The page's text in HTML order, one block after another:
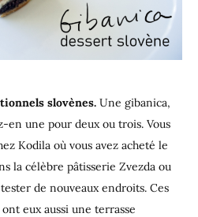
slovènes. Une gibanica,
en une pour deux ou trois. Vous
Kodila où vous avez acheté le
la célèbre pâtisserie Zvezda ou
de nouveaux endroits. Ces
eux aussi une terrasse